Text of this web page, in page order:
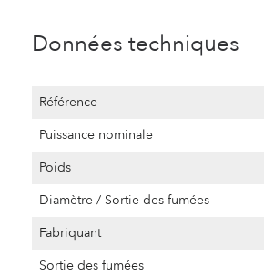
Données techniques
Référence
Puissance nominale
Poids
Diamètre / Sortie des fumées
Fabriquant
Sortie des fumées